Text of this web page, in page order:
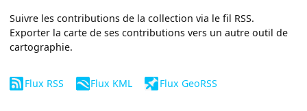
Suivre les contributions de la collection via le fil RSS.
Exporter la carte de ses contributions vers un autre outil de
cartographie.
Flux RSS Flux KML Flux GeoRSS